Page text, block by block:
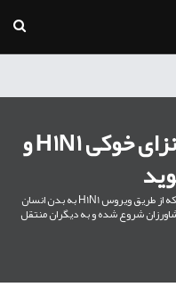
با ویروس خطرناک آنفلوانزای خوکی H1N1 و
آنفلوانزای خوکی نوعی بیماری تنفسی در خوک است که از طریق ویروس H1N1 به بدن انسان
شروع شده و به دیگران منتقل